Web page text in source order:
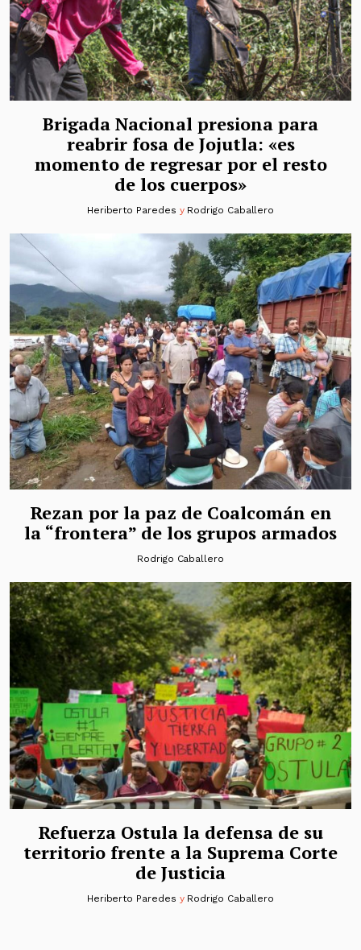
Brigada Nacional presiona para
reabrir fosa de Jojutla: «es
momento de regresar por el resto
de los cuerpos»
Heriberto Paredes y Rodrigo Caballero
Rezan por la paz de Coalcomán en
la “frontera” de los grupos armados
Rodrigo Caballero
Refuerza Ostula la defensa de su
territorio frente a la Suprema Corte
de Justicia
Heriberto Paredes y Rodrigo Caballero